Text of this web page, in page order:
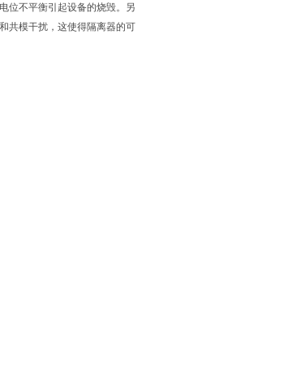
位不平衡引起设备的烧毁。另
共模干扰，这使得隔离器的可